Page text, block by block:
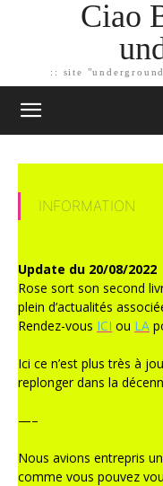
Ciao
:: site
INFORMATION
Update du 20/08/2022
Rose sort son second
plein d’actualités
Rendez-vous ICI ou LA
Ici ce n’est plus très à
replonger dans la
—–
Nous avions entrepris
comme vous pouvez